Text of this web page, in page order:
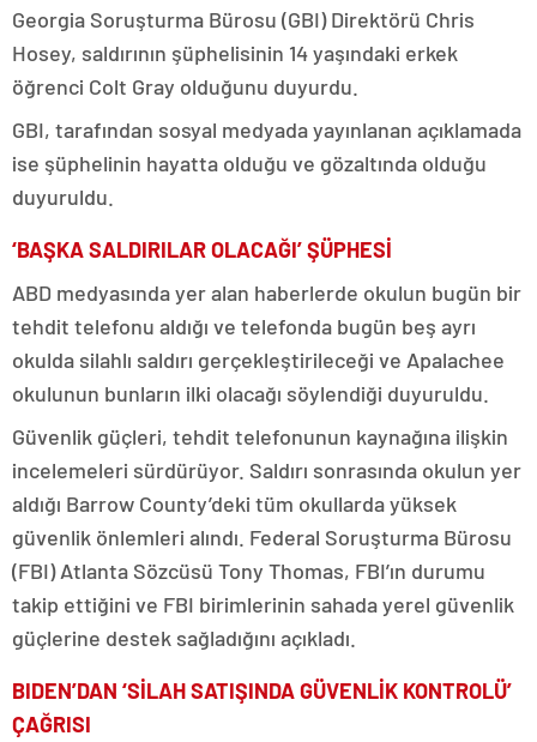
Georgia Soruşturma Bürosu (GBI) Direktörü Chris
Hosey, saldırının şüphelisinin 14 yaşındaki erkek
öğrenci Colt Gray olduğunu duyurdu.
GBI, tarafından sosyal medyada yayınlanan açıklamada
ise şüphelinin hayatta olduğu ve gözaltında olduğu
duyuruldu.
‘BAŞKA SALDIRILAR OLACAĞI’ ŞÜPHESİ
ABD medyasında yer alan haberlerde okulun bugün bir
tehdit telefonu aldığı ve telefonda bugün beş ayrı
okulda silahlı saldırı gerçekleştirileceği ve Apalachee
okulunun bunların ilki olacağı söylendiği duyuruldu.
Güvenlik güçleri, tehdit telefonunun kaynağına ilişkin
incelemeleri sürdürüyor. Saldırı sonrasında okulun yer
aldığı Barrow County’deki tüm okullarda yüksek
güvenlik önlemleri alındı. Federal Soruşturma Bürosu
(FBI) Atlanta Sözcüsü Tony Thomas, FBI’ın durumu
takip ettiğini ve FBI birimlerinin sahada yerel güvenlik
güçlerine destek sağladığını açıkladı.
BIDEN’DAN ‘SİLAH SATIŞINDA GÜVENLİK KONTROLÜ’
ÇAĞRISI